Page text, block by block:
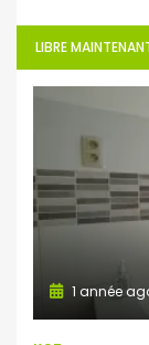
LIBRE
1 année